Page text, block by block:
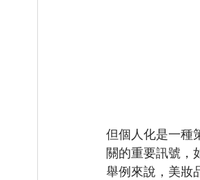
但個人化是一種
關的重要訊號，
舉例來說，美妝